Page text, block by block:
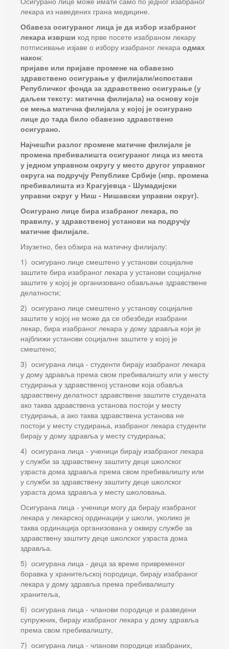
лекара из наведених грана медицине.
Обавеза осигураног лица је да избор изабраног
лекара изврши код прве посете изабраном лекару
потписивање изјаве о избору изабраног лекара одмах
након:
пријаве или пријаве промене на обавезно
здравствено осигурање у филијали/испостави
Републичког фонда за здравствено осигурање (у
даљем тексту: матична филијала) на основу које
се мења матична филијала у којој је осигурано
лице до тада било обавезно здравствено
осигурано.
Најчешћи разлог промене матичне филијале је
промена пребивалишта осигураног лица из места
у једном управном округу у место другог управног
округа на подручју Републике Србије (нпр. промена
пребивалишта из Крагујевца - Шумадијски
управни округ у Ниш - Нишавски управни округ).
Осигурано лице бира изабраног лекара, по
правилу, у здравственој установи на подручју
матичне филијале.
Изузетно, без обзира на матичну филијалу:
1) осигурано лице смештено у установи социјалне
заштите бира изабраног лекара у установи социјалне
заштите у којој је организовано обављање здравствене
делатности;
2) осигурано лице смештено у установу социјалне
заштите у којој не може да се обезбеди изабрани
лекар, бира изабраног лекара у дому здравља који је
најближи установи социјалне заштите у којој је
смештено;
3) осигурана лица - студенти бирају изабраног лекара
у дому здравља према свом пребивалишту или у месту
студирања у здравственој установи која обавља
здравствену делатност здравствене заштите студената
ако таква здравствена установа постоји у месту
студирања, а ако таква здравствена установа не
постоји у месту студирања, изабраног лекара студенти
бирају у дому здравља у месту студирања;
4) осигурана лица - ученици бирају изабраног лекара
у служби за здравствену заштиту деце школског
узраста дома здравља према свом пребивалишту или
у служби за здравствену заштиту деце школског
узраста дома здравља у месту школовања.
Осигурана лица - ученици могу да бирају изабраног
лекара у лекарској ординацији у школи, уколико је
таква ординација организована у оквиру службе за
здравствену заштиту деце школског узраста дома
здравља.
5) осигурана лица - деца за време привременог
боравка у хранитељској породици, бирају изабраног
лекара у дому здравља према пребивалишту
хранитеља,
6) осигурана лица - чланови породице и разведени
супружник, бирају изабраног лекара у дому здравља
према свом пребивалишту,
7) осигурана лица - чланови породице изабраних,